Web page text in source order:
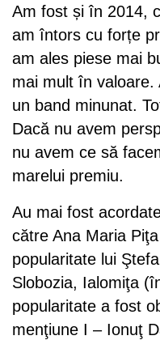
Am fost și în 2014,
am întors cu forțe
am ales piese mai
mai mult în valoare.
un band minunat.
Dacă nu avem
nu avem ce să
marelui premiu.
Au mai fost
către Ana Maria
popularitate lui
Slobozia, Ialomiţa
popularitate a fost
menţiune I – Ionuţ